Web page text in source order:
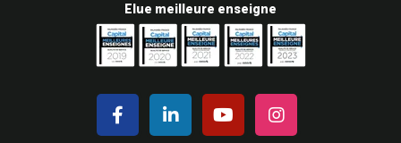
Elue meilleure enseigne